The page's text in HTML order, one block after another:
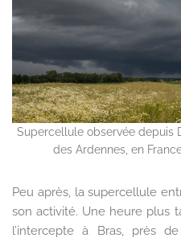
Supercellule observée depuis
des Ardennes, en
Peu après, la supercellule
son activité. Une heure plus
l’intercepte à Bras, près